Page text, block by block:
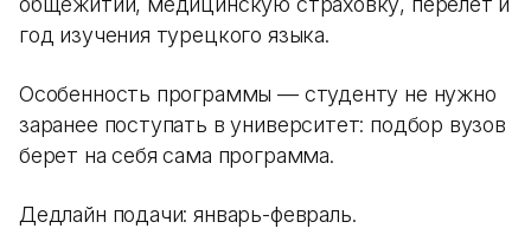
год изучения турецкого языка.
Особенность программы — студенту не нужно
заранее поступать в университет: подбор вузов
берет на себя сама программа.
Дедлайн подачи: январь-февраль.